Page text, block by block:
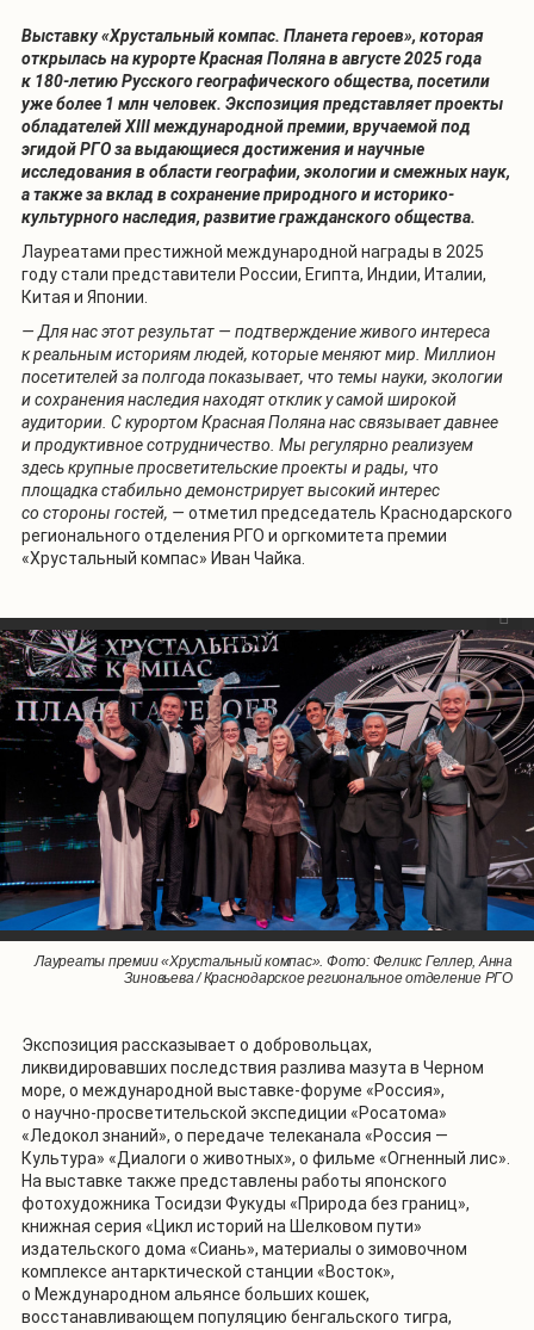
Выставку «Хрустальный компас. Планета героев», которая
открылась на курорте Красная Поляна в августе 2025 года
к 180-летию Русского географического общества, посетили
уже более 1 млн человек. Экспозиция представляет проекты
обладателей XIII международной премии, вручаемой под
эгидой РГО за выдающиеся достижения и научные
исследования в области географии, экологии и смежных наук,
а также за вклад в сохранение природного и историко-
культурного наследия, развитие гражданского общества.
Лауреатами престижной международной награды в 2025
году стали представители России, Египта, Индии, Италии,
Китая и Японии.
— Для нас этот результат — подтверждение живого интереса
к реальным историям людей, которые меняют мир. Миллион
посетителей за полгода показывает, что темы науки, экологии
и сохранения наследия находят отклик у самой широкой
аудитории. С курортом Красная Поляна нас связывает давнее
и продуктивное сотрудничество. Мы регулярно реализуем
здесь крупные просветительские проекты и рады, что
площадка стабильно демонстрирует высокий интерес
со стороны гостей, — отметил председатель Краснодарского
регионального отделения РГО и оргкомитета премии
«Хрустальный компас» Иван Чайка.
Лауреаты премии «Хрустальный компас». Фото: Феликс Геллер, Анна
Зиновьева / Краснодарское региональное отделение РГО
Участники экспедиции «Росатома» «Ледокол знаний» в День
государственного флага России. Фото: Анастасия Беляева
Работа японского фотохудожника Тосидзи Фукуды из серии «Природа
без границ»
Гости выставки-форума «Россия». Фото: АНО «Дирекция выставки
достижений "Россия"»
Выставка «Хрустальный компас. Планета героев». Фото: курорт
Красная Поляна
Экспозиция рассказывает о добровольцах,
ликвидировавших последствия разлива мазута в Черном
море, о международной выставке-форуме «Россия»,
о научно-просветительской экспедиции «Росатома»
«Ледокол знаний», о передаче телеканала «Россия —
Культура» «Диалоги о животных», о фильме «Огненный лис».
На выставке также представлены работы японского
фотохудожника Тосидзи Фукуды «Природа без границ»,
книжная серия «Цикл историй на Шелковом пути»
издательского дома «Сиань», материалы о зимовочном
комплексе антарктической станции «Восток»,
о Международном альянсе больших кошек,
восстанавливающем популяцию бенгальского тигра,